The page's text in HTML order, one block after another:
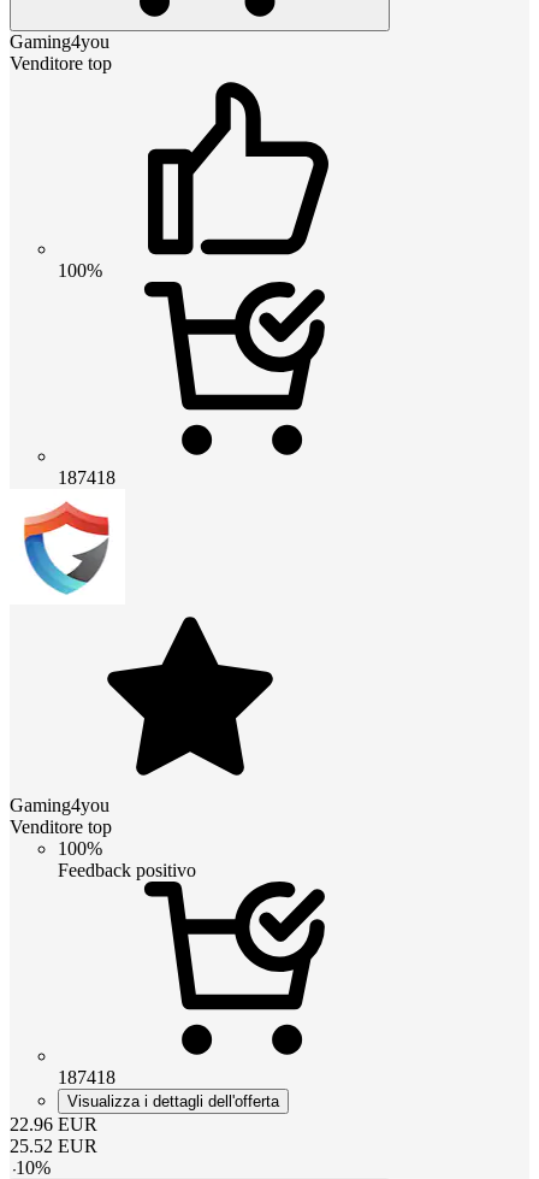
Gaming4you
Venditore top
100%
187418
Gaming4you
Venditore top
100%
Feedback positivo
187418
Visualizza i dettagli dell'offerta
22.96 EUR
25.52 EUR
-10%